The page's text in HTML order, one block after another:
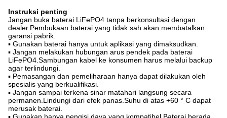
Instruksi penting
Jangan buka baterai LiFePO4 tanpa berkonsultasi dengan
dealer.Pembukaan baterai yang tidak sah akan membatalkan
garansi pabrik.
▪ Gunakan baterai hanya untuk aplikasi yang dimaksudkan.
▪ Jangan melakukan hubungan arus pendek pada baterai
LiFePO4.Sambungan kabel ke konsumen harus melalui backup
agar terlindungi.
▪ Pemasangan dan pemeliharaan hanya dapat dilakukan oleh
spesialis yang berkualifikasi.
▪ Jangan sampai terkena sinar matahari langsung secara
permanen.Lindungi dari efek panas.Suhu di atas +60 ° C dapat
merusak baterai.
▪ Gunakan hanya pengisi daya yang kompatibel.Baterai berada